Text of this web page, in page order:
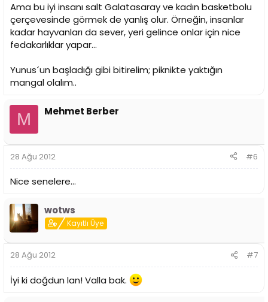
Ama bu iyi insanı salt Galatasaray ve kadın basketbolu
çerçevesinde görmek de yanlış olur. Örneğin, insanlar
kadar hayvanları da sever, yeri gelince onlar için nice
fedakarlıklar yapar...
Yunus´un başladığı gibi bitirelim; piknikte yaktığın
mangal olalım..
M Mehmet Berber
28 Ağu 2012 #6
Nice senelere...
wotws
Kayıtlı Üye
28 Ağu 2012 #7
İyi ki doğdun lan! Valla bak.